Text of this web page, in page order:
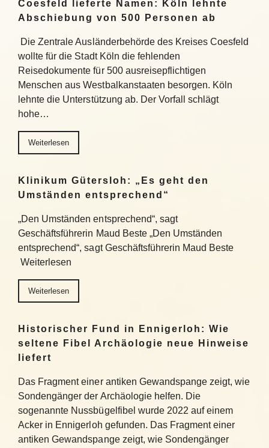
Coesfeld lieferte Namen: Köln lehnte
Abschiebung von 500 Personen ab
Die Zentrale Ausländerbehörde des Kreises Coesfeld
wollte für die Stadt Köln die fehlenden
Reisedokumente für 500 ausreisepflichtigen
Menschen aus Westbalkanstaaten besorgen. Köln
lehnte die Unterstützung ab. Der Vorfall schlägt
hohe…
Weiterlesen
Klinikum Gütersloh: „Es geht den
Umständen entsprechend“
„Den Umständen entsprechend“, sagt
Geschäftsführerin Maud Beste „Den Umständen
entsprechend“, sagt Geschäftsführerin Maud Beste
Weiterlesen
Weiterlesen
Historischer Fund in Ennigerloh: Wie
seltene Fibel Archäologie neue Hinweise
liefert
Das Fragment einer antiken Gewandspange zeigt, wie
Sondengänger der Archäologie helfen. Die
sogenannte Nussbügelfibel wurde 2022 auf einem
Acker in Ennigerloh gefunden. Das Fragment einer
antiken Gewandspange zeigt, wie Sondengänger